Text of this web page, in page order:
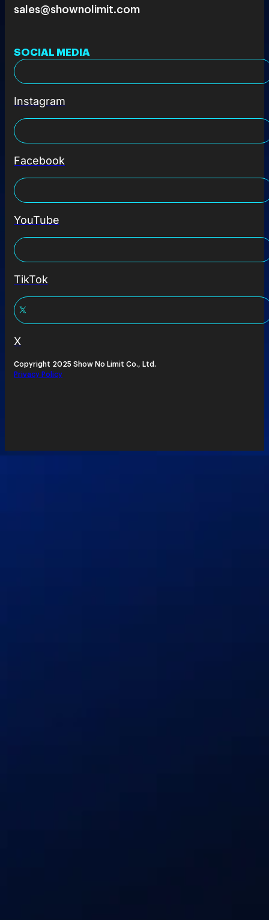
sales@shownolimit.com
SOCIAL MEDIA
Instagram
Facebook
YouTube
TikTok
X
Copyright 2025 Show No Limit Co., Ltd.
Privacy Policy